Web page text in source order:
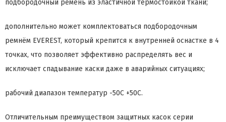
подбородочный ремень из эластичной термостойкой ткани;
дополнительно может комплектоваться подбородочным
ремнём EVEREST, который крепится к внутренней оснастке в 4
точках, что позволяет эффективно распределять вес и
исключает спадывание каски даже в аварийных ситуациях;
рабочий диапазон температур -50С +50С.
Отличительным преимуществом защитных касок серии